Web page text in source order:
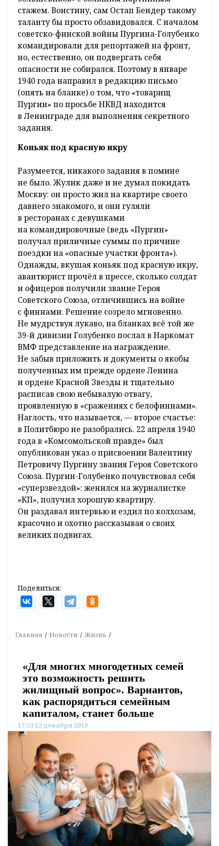
стажем. Воистину, сам Остап Бендер такому
таланту бы просто обзавидовался. С началом
советско-финской войны Пургина-Голубенко
командировали для репортажей на фронт,
но, естественно, он подвергать себя
опасности не собирался. Поэтому в январе
1940 года направил в редакцию письмо
(опять на бланке) о том, что «товарищ
Пургин» по просьбе НКВД находится
в Ленинграде для выполнения секретного
задания.
Коньяк под красную икру
Разумеется, никакого задания в помине
не было. Жулик даже и не думал покидать
Москву: он просто жил на квартире своего
давнего знакомого, и они гуляли
в ресторанах с девушками
на командировочные (ведь «Пургин»
получал приличные суммы по причине
поездки на «опасные участки фронта»).
Однажды, вкушая коньяк под красную икру,
авантюрист прочёл в прессе, сколько солдат
и офицеров получили звание Героя
Советского Союза, отличившись на войне
с финнами. Решение созрело мгновенно.
Не мудрствуя лукаво, на бланках всё той же
39-й дивизии Голубенко послал в Наркомат
ВМФ представление на награждение.
Не забыв приложить и документы о якобы
полученных им прежде ордене Ленина
и ордене Красной Звезды и тщательно
расписав свою небывалую отвагу,
проявленную в «сражениях с белофиннами».
Наглость, что называется, — второе счастье:
в Политбюро не разобрались. 22 апреля 1940
года в «Комсомольской правде» был
опубликован указ о присвоении Валентину
Петровичу Пургину звания Героя Советского
Союза. Пургин-Голубенко почувствовал себя
«суперзвездой»: женился на журналистке
«КП», получил хорошую квартиру.
Он раздавал интервью и ездил по колхозам,
красочно и охотно рассказывая о своих
великих подвигах.
Поделиться:
Главная Новости Жизнь
«Для многих многодетных семей
это возможность решить
жилищный вопрос». Вариантов,
как распорядиться семейным
капиталом, станет больше
17:53 12 декабря 2019